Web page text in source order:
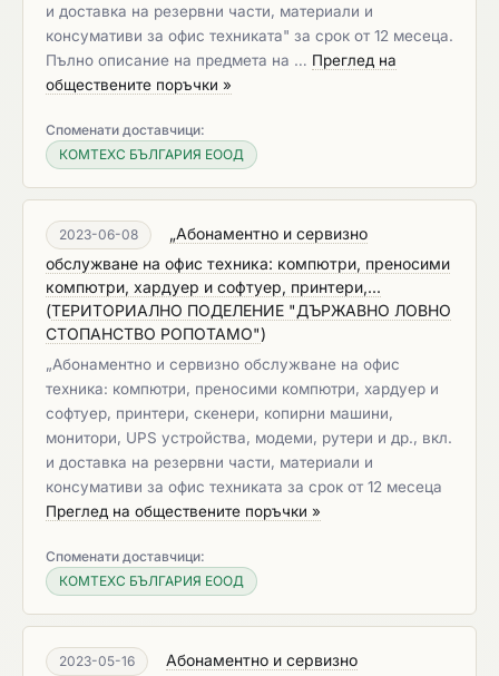
и доставка на резервни части, материали и
консумативи за офис техниката" за срок от 12 месеца.
Пълно описание на предмета на … Преглед на
обществените поръчки »
Споменати доставчици:
КОМТЕХС БЪЛГАРИЯ ЕООД
2023-06-08
„Абонаментно и сервизно
обслужване на офис техника: компютри, преносими
компютри, хардуер и софтуер, принтери,...
(ТЕРИТОРИАЛНО ПОДЕЛЕНИЕ "ДЪРЖАВНО ЛОВНО
СТОПАНСТВО РОПОТАМО")
„Абонаментно и сервизно обслужване на офис
техника: компютри, преносими компютри, хардуер и
софтуер, принтери, скенери, копирни машини,
монитори, UPS устройства, модеми, рутери и др., вкл.
и доставка на резервни части, материали и
консумативи за офис техниката за срок от 12 месеца
Преглед на обществените поръчки »
Споменати доставчици:
КОМТЕХС БЪЛГАРИЯ ЕООД
2023-05-16
Абонаментно и сервизно